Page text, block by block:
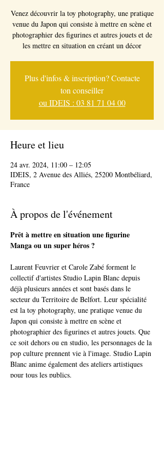
Venez découvrir la toy photography, une pratique
venue du Japon qui consiste à mettre en scène et
photographier des figurines et autres jouets et de
les mettre en situation en créant un décor
Plus d'infos & inscription? Contacte
ton conseiller
ou IDEIS : 03 81 71 04 00
Heure et lieu
24 avr. 2024, 11:00 – 12:05
IDEIS, 2 Avenue des Alliés, 25200 Montbéliard,
France
À propos de l'événement
Prêt à mettre en situation une figurine
Manga ou un super héros ?
Laurent Feuvrier et Carole Zabé forment le
collectif d'artistes Studio Lapin Blanc depuis
déjà plusieurs années et sont basés dans le
secteur du Territoire de Belfort. Leur spécialité
est la toy photography, une pratique venue du
Japon qui consiste à mettre en scène et
photographier des figurines et autres jouets. Que
ce soit dehors ou en studio, les personnages de la
pop culture prennent vie à l'image. Studio Lapin
Blanc anime également des ateliers artistiques
pour tous les publics.